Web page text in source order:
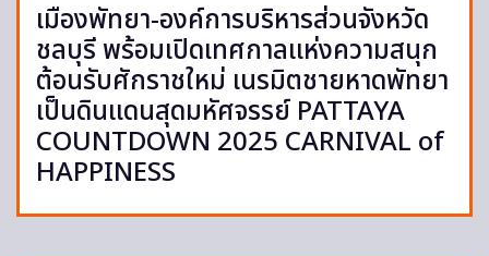
เมืองพัทยา-องค์การบริหารส่วนจังหวัด
ชลบุรี พร้อมเปิดเทศกาลแห่งความสนุก
ต้อนรับศักราชใหม่ เนรมิตชายหาดพัทยา
เป็นดินแดนสุดมหัศจรรย์ PATTAYA
COUNTDOWN 2025 CARNIVAL of
HAPPINESS